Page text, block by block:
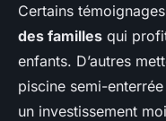
Certains
des familles qui
enfants. D’autres
piscine semi-
un investissement